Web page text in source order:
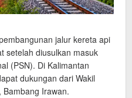
jalur kereta api
setelah diusulkan masuk
(PSN). Di Kalimantan
dukungan dari Wakil
Bambang Irawan.